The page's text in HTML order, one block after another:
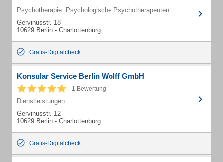
Psychotherapie: Psychologische Psychotherapeuten
Gervinusstr. 18
10629 Berlin - Charlottenburg
Gratis-Digitalcheck
Konsular Service Berlin Wolff GmbH
1 Bewertung
Dienstleistungen
Gervinusstr. 12
10629 Berlin - Charlottenburg
Gratis-Digitalcheck